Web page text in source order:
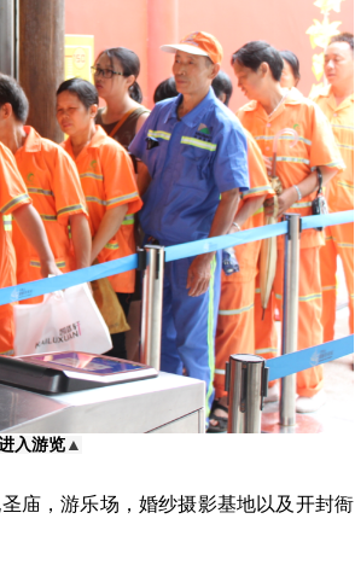
入游览▲
庙，游乐场，婚纱摄影基地以及开封衙